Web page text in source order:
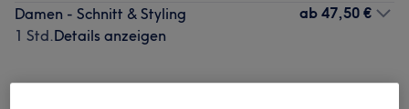
Damen - Schnitt & Styling
1 Std.Details anzeigen
ab 47,50 €